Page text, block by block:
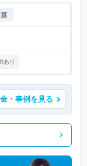
あり
・事例を見る